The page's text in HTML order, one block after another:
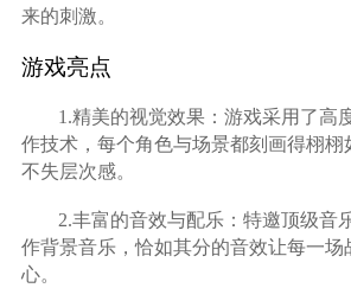
来的刺激。
游戏亮点
1.精美的视觉效果：游戏采用了高
作技术，每个角色与场景都刻画得栩栩
不失层次感。
2.丰富的音效与配乐：特邀顶级音
作背景音乐，恰如其分的音效让每一场
心。